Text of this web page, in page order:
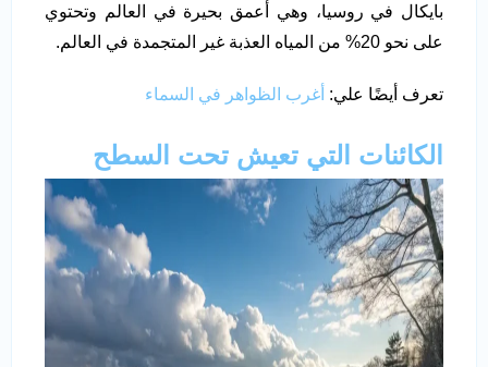
بايكال في روسيا، وهي أعمق بحيرة في العالم وتحتوي
على نحو 20% من المياه العذبة غير المتجمدة في العالم.
تعرف أيضًا علي: أغرب الظواهر في السماء
الكائنات التي تعيش تحت السطح